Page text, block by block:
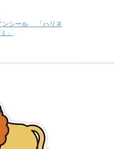
ンシール 「ハリネ
」